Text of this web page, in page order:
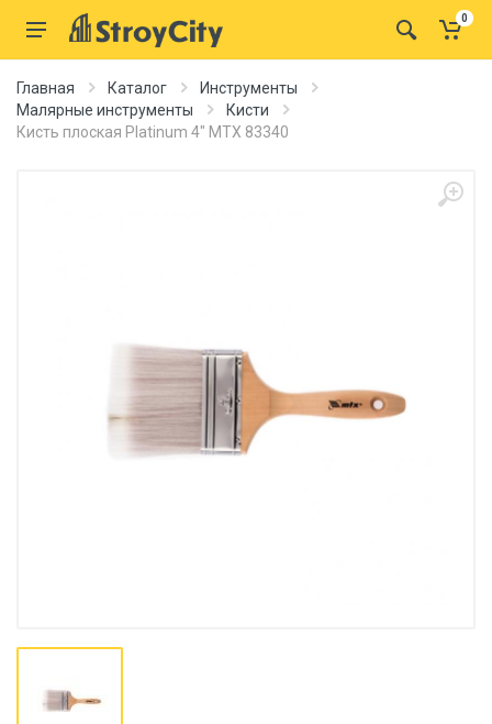
0
Главная Каталог
Инструменты
Малярные инструменты
Кисти
Кисть плоская Platinum 4" MTX 83340